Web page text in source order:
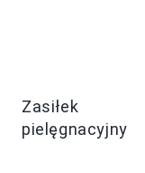
Zasiłek
pielęgnacyjny